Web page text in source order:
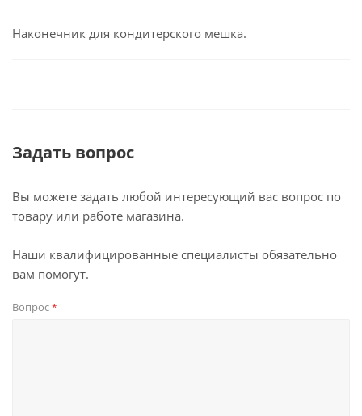
Наконечник для кондитерского мешка.
Задать вопрос
Вы можете задать любой интересующий вас вопрос по
товару или работе магазина.
Наши квалифицированные специалисты обязательно
вам помогут.
Вопрос*